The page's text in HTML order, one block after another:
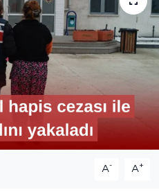
A- A+